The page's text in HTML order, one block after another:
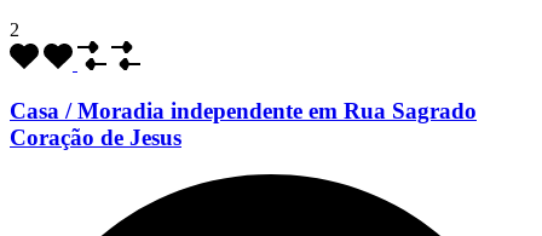
2
Casa / Moradia independente em Rua Sagrado
Coração de Jesus